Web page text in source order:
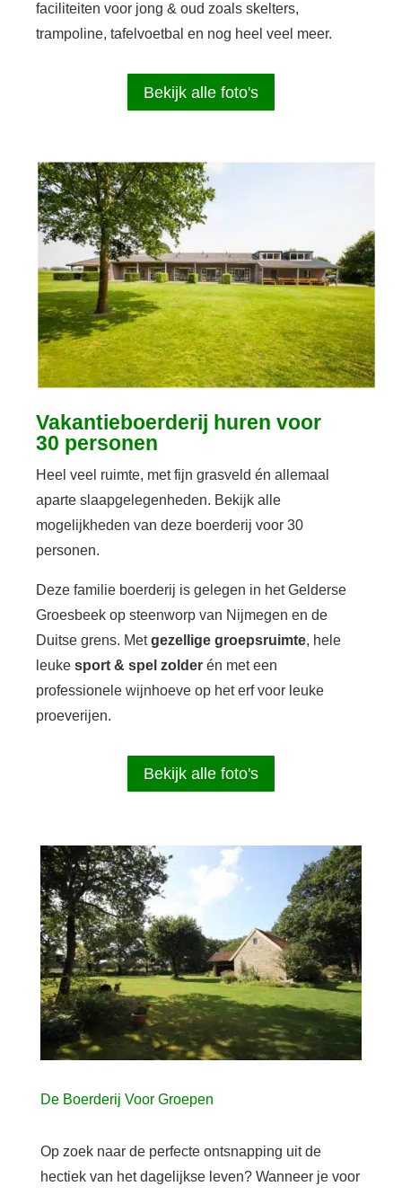
faciliteiten voor jong & oud zoals skelters,
trampoline, tafelvoetbal en nog heel veel meer.
Bekijk alle foto's
Vakantieboerderij huren voor
30 personen
Heel veel ruimte, met fijn grasveld én allemaal
aparte slaapgelegenheden. Bekijk alle
mogelijkheden van deze boerderij voor 30
personen.
Deze familie boerderij is gelegen in het Gelderse
Groesbeek op steenworp van Nijmegen en de
Duitse grens. Metgezellige groepsruimte, hele
leuke sport & spel zolderén met een
professionele wijnhoeve op het erf voor leuke
proeverijen.
Bekijk alle foto's
De Boerderij Voor Groepen
Op zoek naar de perfecte ontsnapping uit de
hectiek van het dagelijkse leven? Wanneer je voor